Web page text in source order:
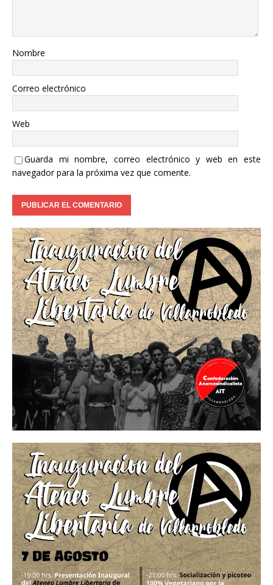
Nombre
Correo electrónico
Web
Guarda mi nombre, correo electrónico y web en este
navegador para la próxima vez que comente.